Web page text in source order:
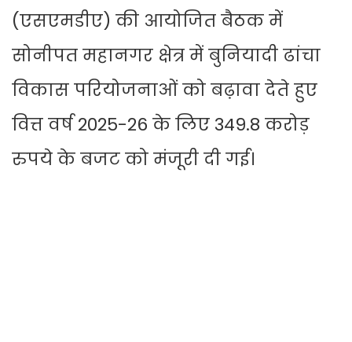
(एसएमडीए) की आयोजित बैठक में
सोनीपत महानगर क्षेत्र में बुनियादी ढांचा
विकास परियोजनाओं को बढ़ावा देते हुए
वित्त वर्ष 2025-26 के लिए 349.8 करोड़
रुपये के बजट को मंजूरी दी गई।